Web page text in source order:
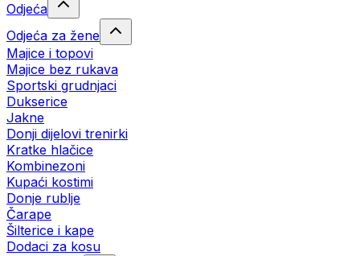
Odjeća
Odjeća za žene
Majice i topovi
Majice bez rukava
Sportski grudnjaci
Dukserice
Jakne
Donji dijelovi trenirki
Kratke hlačice
Kombinezoni
Kupaći kostimi
Donje rublje
Čarape
Šilterice i kape
Dodaci za kosu